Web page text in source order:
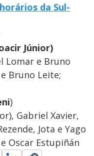
da Sul-
Júnior)
Lomar e Bruno
Bruno Leite;
)
Gabriel Xavier,
Jota e Yago
Oscar Estupiñán